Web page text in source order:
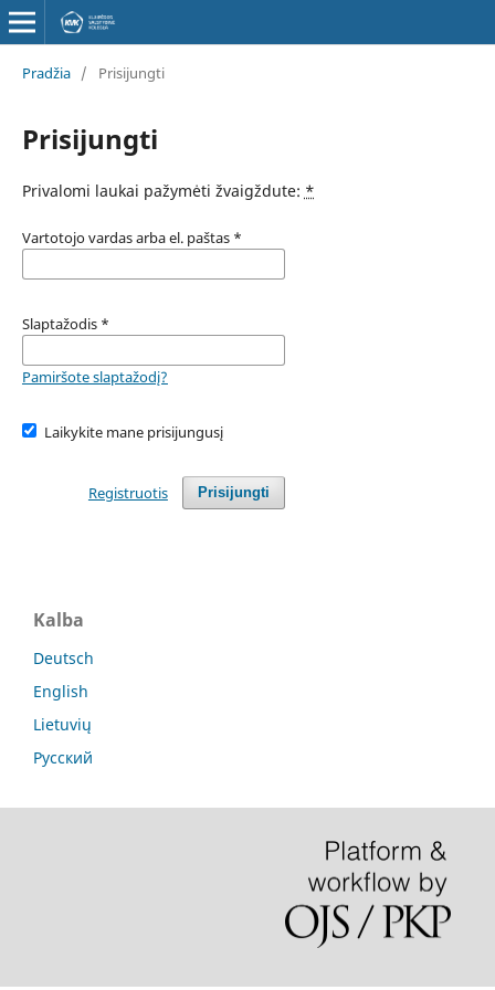
Pradžia / Prisijungti
Prisijungti
Privalomi laukai pažymėti žvaigždute: *
Vartotojo vardas arba el. paštas *
Slaptažodis *
Pamiršote slaptažodį?
Laikykite mane prisijungusį
Prisijungti
Registruotis
Kalba
Deutsch
English
Lietuvių
Русский